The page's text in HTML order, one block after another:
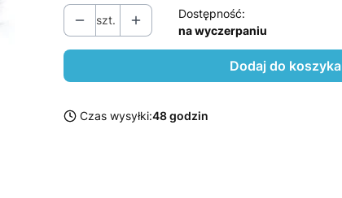
szt.
Dostępność:
na wyczerpaniu
Dodaj do koszyka
Czas wysyłki:48 godzin